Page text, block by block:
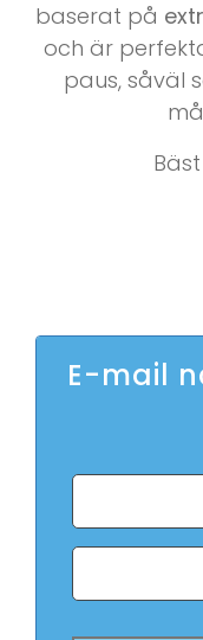
baserat på
och är
paus, såväl
E-mail